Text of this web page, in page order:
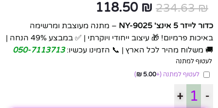
234.63₪
118.50 ₪
כדור לייזר 5 אינצ' NY-9025
– מתנה מעוצבת ומרשימה
באיכות פרמיום! 🎁 עיצוב ייחודי ויוקרתי | ✅ במבצע 49% הנחה |
🚚 משלוח מהיר לכל הארץ | 📞 הזמינו עכשיו:050-7113713
לעטוף למתנה
לעטוף למתנה (+
5.00
₪
)
-
+